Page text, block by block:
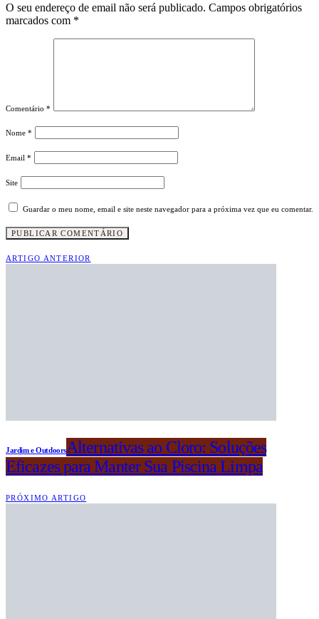
O seu endereço de email não será publicado. Campos obrigatórios
marcados com *
Comentário *
Nome *
Email *
Site
Guardar o meu nome, email e site neste navegador para a próxima vez que eu comentar.
ARTIGO ANTERIOR
Jardim e OutdoorsAlternativas ao Cloro: Soluções
Eficazes para Manter Sua Piscina Limpa
PRÓXIMO ARTIGO